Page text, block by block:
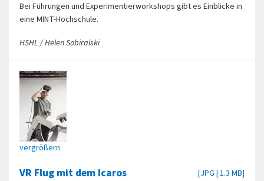
Bei Führungen und Experimentierworkshops gibt es Einblicke in
eine MINT-Hochschule.
HSHL / Helen Sobiralski
vergrößern
VR Flug mit dem Icaros [JPG | 1.3 MB]